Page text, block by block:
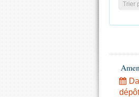
Trier